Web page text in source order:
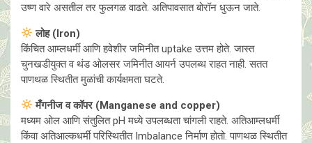
उष्ण वारे असतील तर फुलगळ वाढते. अतिपावसात बोरॉन धुऊन जाते.
लोह (Iron)
किंचित आम्लधर्मी आणि हवेशीर जमिनीत uptake उत्तम होते. जास्त
चुनखडीयुक्त व थंड ओलसर जमिनीत आयर्न उपलब्ध राहत नाही. सतत
पाणथळ स्थितीत मुळांची कार्यक्षमता घटते.
मँगनीज व कॉपर (Manganese and copper)
मध्यम ओल आणि संतुलित pH मध्ये उपलब्धता चांगली राहते. अतिआम्लधर्मी
किंवा अतिआल्कधर्मी परिस्थितीत Imbalance निर्माण होतो. पाणथळ स्थितीत